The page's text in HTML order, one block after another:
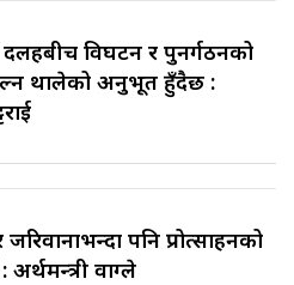
विघटन र पुनर्गठनको
थालेको अनुभूत हुँदैछ :
पनि प्रोत्साहनको
अर्थमन्त्री वाग्ले